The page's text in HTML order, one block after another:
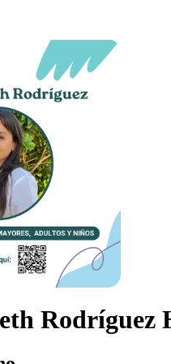
Rodríguez